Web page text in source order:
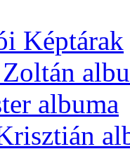
Képtárak
albuma